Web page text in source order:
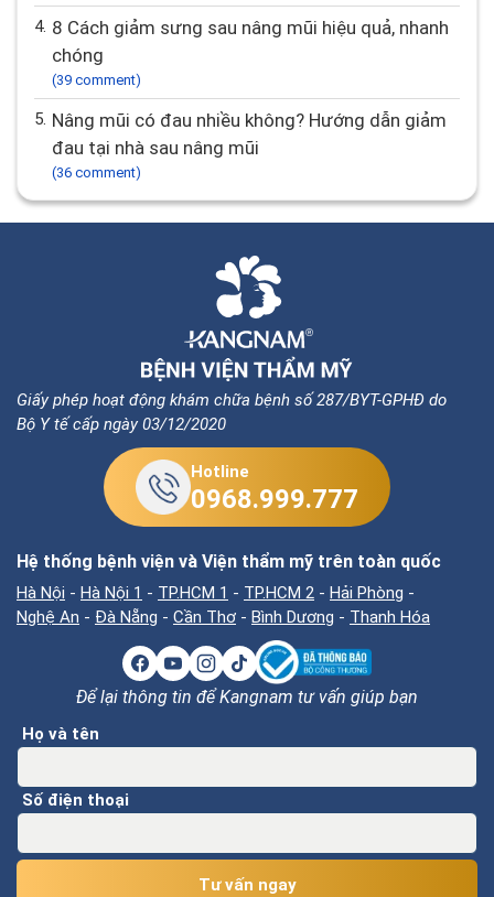
4. 8 Cách giảm sưng sau nâng mũi hiệu quả, nhanh
chóng
(39 comment)
5. Nâng mũi có đau nhiều không? Hướng dẫn giảm
đau tại nhà sau nâng mũi
(36 comment)
Giấy phép hoạt động khám chữa bệnh số 287/BYT-GPHĐ do
Bộ Y tế cấp ngày 03/12/2020
Hotline
0968.999.777
Hệ thống bệnh viện và Viện thẩm mỹ trên toàn quốc
Hà Nội - Hà Nội 1 - TP.HCM 1 - TP.HCM 2 - Hải Phòng -
Nghệ An - Đà Nẵng - Cần Thơ - Bình Dương - Thanh Hóa
Để lại thông tin để Kangnam tư vấn giúp bạn
Họ và tên
Số điện thoại